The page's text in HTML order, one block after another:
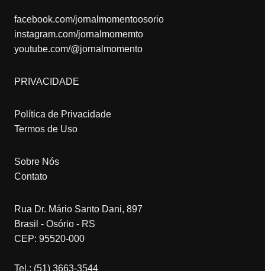
facebook.com/jornalmomentoosorio
instagram.com/jornalmomemto
youtube.com/@jornalmomento
PRIVACIDADE
Política de Privacidade
Termos de Uso
Sobre Nós
Contato
Rua Dr. Mário Santo Dani, 897
Brasil - Osório - RS
CEP: 95520-000
Tel.: (51) 3663-3544